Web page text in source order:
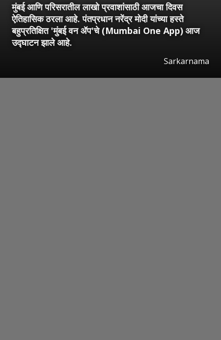
मुंबई आणि परिसरातील लाखो प्रवाशांसाठी आजचा दिवस
ऐतिहासिक ठरला आहे. पंतप्रधान नरेंद्र मोदी यांच्या हस्ते
बहुप्रतिक्षित 'मुंबई वन ॲप'चे (Mumbai One App) आज
उद्घाटन झाले आहे.
Sarkarnama